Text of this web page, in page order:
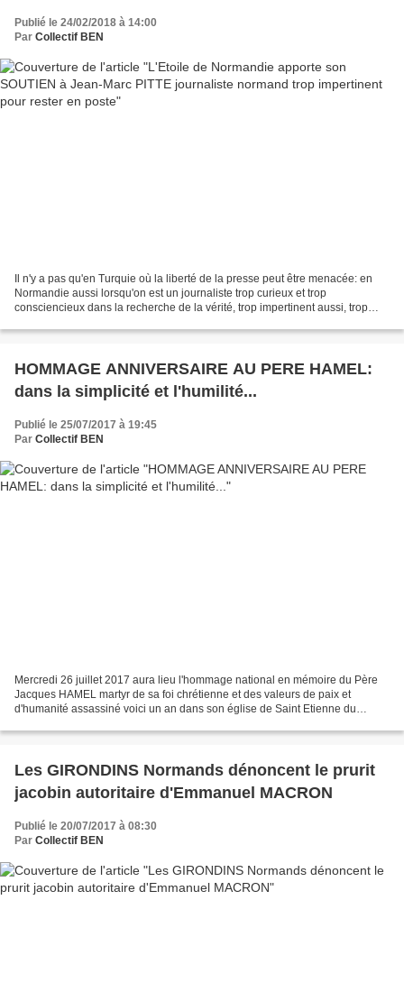
Publié le 24/02/2018 à 14:00
Par Collectif BEN
Il n'y a pas qu'en Turquie où la liberté de la presse peut être menacée: en
Normandie aussi lorsqu'on est un journaliste trop curieux et trop
consciencieux dans la recherche de la vérité, trop impertinent aussi, trop
HOMMAGE ANNIVERSAIRE AU PERE HAMEL:
dans la simplicité et l'humilité...
Publié le 25/07/2017 à 19:45
Par Collectif BEN
Mercredi 26 juillet 2017 aura lieu l'hommage national en mémoire du Père
Jacques HAMEL martyr de sa foi chrétienne et des valeurs de paix et
d'humanité assassiné voici un an dans son église de Saint Etienne du
Les GIRONDINS Normands dénoncent le prurit
jacobin autoritaire d'Emmanuel MACRON
Publié le 20/07/2017 à 08:30
Par Collectif BEN